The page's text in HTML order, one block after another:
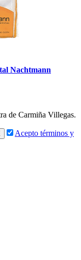
Nachtmann
de Carmiña Villegas.
Acepto términos y